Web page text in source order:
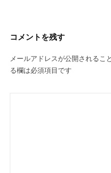
コメントを残す
メールアドレスが公開されるこ
る欄は必須項目です